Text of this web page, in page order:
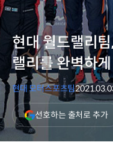
현대 월드랠리
랠리를 완벽하
현대 모터스포츠팀
선호하는 출처로 추가(새